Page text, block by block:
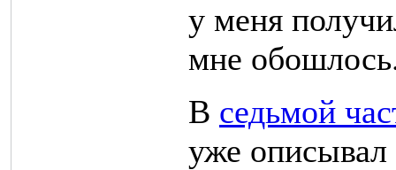
у меня
мне
В седьмой
уже описывал